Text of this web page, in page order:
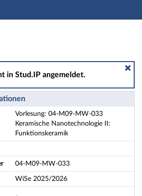
Hauptnavigation
MW-033 Keramische
in Stud.IP angemeldet.
Vorlesung: 04-M09-MW-033
Keramische Nanotechnologie II:
Funktionskeramik
04-M09-MW-033
WiSe 2025/2026